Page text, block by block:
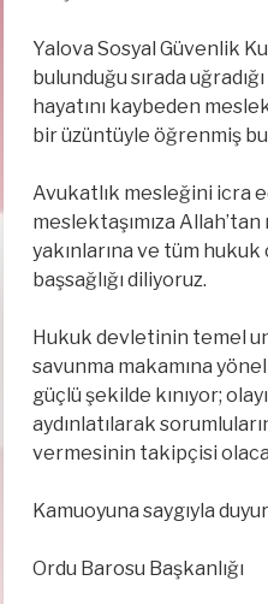
Yalova Sosyal Güvenlik
bulunduğu sırada
hayatını kaybeden
bir üzüntüyle öğrenmiş
Avukatlık mesleğini icra
meslektaşımıza
yakınlarına ve tüm hukuk
başsağlığı diliyoruz.
Hukuk devletinin temel
savunma makamına
güçlü şekilde kınıyor;
aydınlatılarak
vermesinin takipçisi
Kamuoyuna saygıyla
Ordu Barosu Başkanlığı